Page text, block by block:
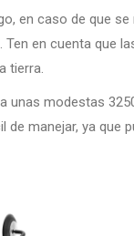
en caso de que se
en cuenta que
tierra.
unas modestas
de manejar, ya que